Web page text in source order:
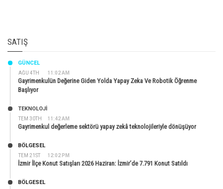
SATIŞ
AĞU 4TH 11:02 AM
GÜNCEL
Gayrimenkulün Değerine Giden Yolda Yapay Zeka Ve Robotik Öğrenme
Başlıyor
TEM 30TH 11:42 AM
TEKNOLOJİ
Gayrimenkul değerleme sektörü yapay zekâ teknolojileriyle dönüşüyor
TEM 21ST 12:02 PM
BÖLGESEL
İzmir İlçe Konut Satışları 2026 Haziran: İzmir’de 7.791 Konut Satıldı
BÖLGESEL